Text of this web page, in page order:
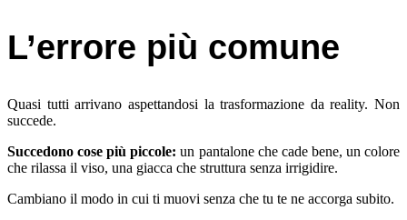
L’errore più comune
Quasi tutti arrivano aspettandosi la trasformazione da reality. Non
succede.
Succedono cose più piccole: un pantalone che cade bene, un colore
che rilassa il viso, una giacca che struttura senza irrigidire.
Cambiano il modo in cui ti muovi senza che tu te ne accorga subito.